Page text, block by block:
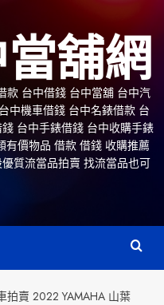
舖網
款 台中借錢 台中當舖 台中汽
中機車借錢 台中名錶借款 台
台中手錶借錢 台中收購手錶
有價物品 借款 借錢 收購推薦
質流當品拍賣 找流當品也可
拍賣 2022 YAMAHA 山葉